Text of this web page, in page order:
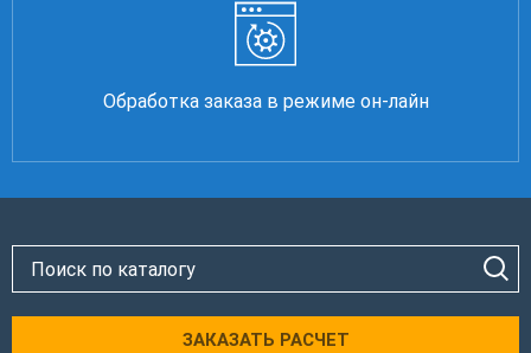
Обработка заказа в режиме он-лайн
ЗАКАЗАТЬ РАСЧЕТ